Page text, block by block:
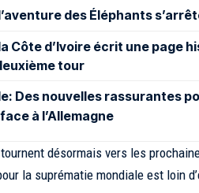
des Éléphants
Côte d’Ivoire écrit une page
tour
Des nouvelles rassurantes
à l’Allemagne
désormais vers les
la suprématie mondiale est loin